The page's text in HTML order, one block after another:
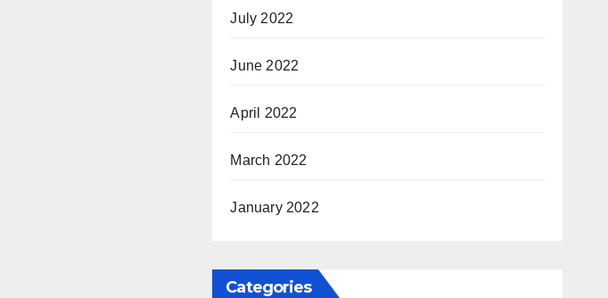
July 2022
June 2022
April 2022
March 2022
January 2022
Categories